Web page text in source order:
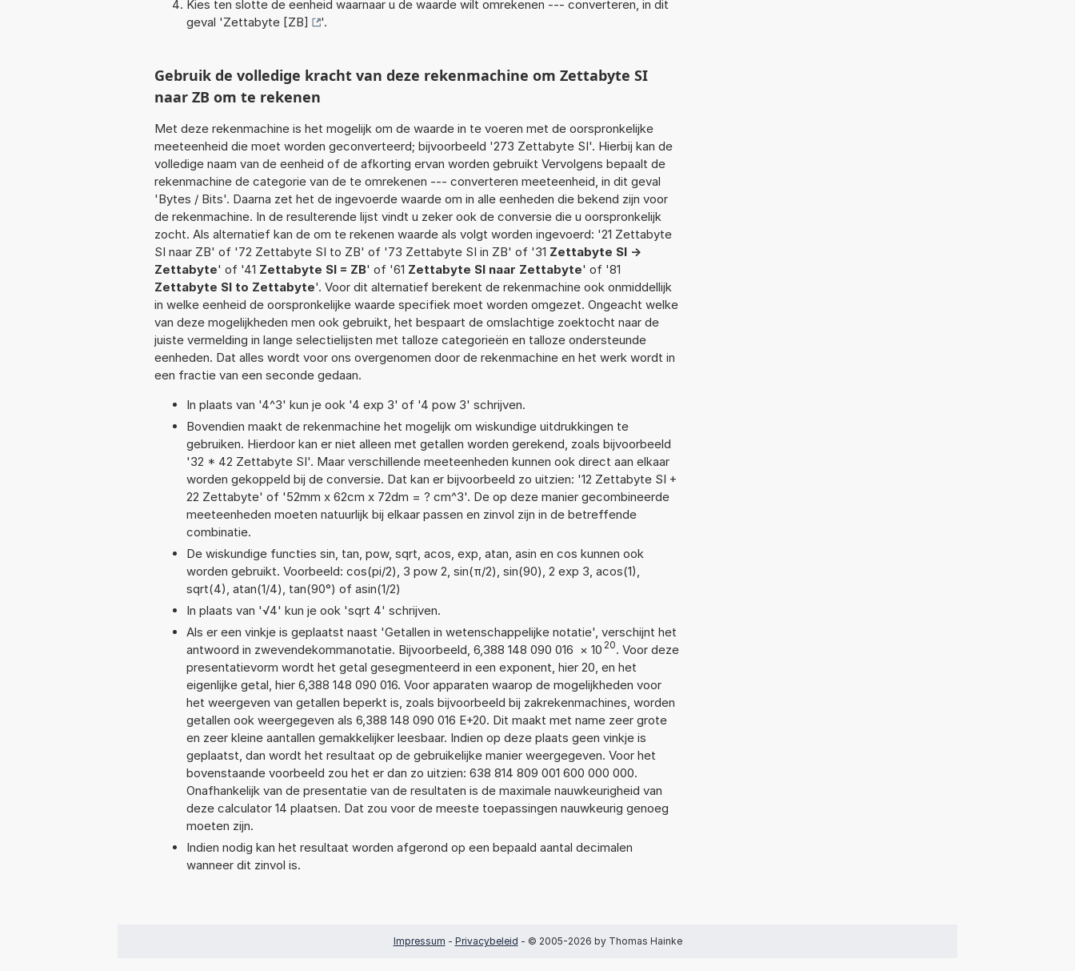
Kies ten slotte de eenheid waarnaar u de waarde wilt omrekenen --- converteren, in dit
geval 'Zettabyte [ZB] '.
Gebruik de volledige kracht van deze rekenmachine om Zettabyte SI
naar ZB om te rekenen
Met deze rekenmachine is het mogelijk om de waarde in te voeren met de oorspronkelijke
meeteenheid die moet worden geconverteerd; bijvoorbeeld '273 Zettabyte SI'. Hierbij kan de
volledige naam van de eenheid of de afkorting ervan worden gebruikt Vervolgens bepaalt de
rekenmachine de categorie van de te omrekenen --- converteren meeteenheid, in dit geval
'Bytes / Bits'. Daarna zet het de ingevoerde waarde om in alle eenheden die bekend zijn voor
de rekenmachine. In de resulterende lijst vindt u zeker ook de conversie die u oorspronkelijk
zocht. Als alternatief kan de om te rekenen waarde als volgt worden ingevoerd: '21 Zettabyte
SI naar ZB' of '72 Zettabyte SI to ZB' of '73 Zettabyte SI in ZB' of '31 Zettabyte SI ->
Zettabyte' of '41 Zettabyte SI = ZB' of '61 Zettabyte SI naar Zettabyte' of '81
Zettabyte SI to Zettabyte'. Voor dit alternatief berekent de rekenmachine ook onmiddellijk
in welke eenheid de oorspronkelijke waarde specifiek moet worden omgezet. Ongeacht welke
van deze mogelijkheden men ook gebruikt, het bespaart de omslachtige zoektocht naar de
juiste vermelding in lange selectielijsten met talloze categorieën en talloze ondersteunde
eenheden. Dat alles wordt voor ons overgenomen door de rekenmachine en het werk wordt in
een fractie van een seconde gedaan.
In plaats van '4^3' kun je ook '4 exp 3' of '4 pow 3' schrijven.
Bovendien maakt de rekenmachine het mogelijk om wiskundige uitdrukkingen te
gebruiken. Hierdoor kan er niet alleen met getallen worden gerekend, zoals bijvoorbeeld
'32 * 42 Zettabyte SI'. Maar verschillende meeteenheden kunnen ook direct aan elkaar
worden gekoppeld bij de conversie. Dat kan er bijvoorbeeld zo uitzien: '12 Zettabyte SI +
22 Zettabyte' of '52mm x 62cm x 72dm = ? cm^3'. De op deze manier gecombineerde
meeteenheden moeten natuurlijk bij elkaar passen en zinvol zijn in de betreffende
combinatie.
De wiskundige functies sin, tan, pow, sqrt, acos, exp, atan, asin en cos kunnen ook
worden gebruikt. Voorbeeld: cos(pi/2), 3 pow 2, sin(π/2), sin(90), 2 exp 3, acos(1),
sqrt(4), atan(1/4), tan(90°) of asin(1/2)
In plaats van '√4' kun je ook 'sqrt 4' schrijven.
Als er een vinkje is geplaatst naast 'Getallen in wetenschappelijke notatie', verschijnt het
antwoord in zwevendekommanotatie. Bijvoorbeeld, 6,388 148 090 016 × 10 20. Voor deze
presentatievorm wordt het getal gesegmenteerd in een exponent, hier 20, en het
eigenlijke getal, hier 6,388 148 090 016. Voor apparaten waarop de mogelijkheden voor
het weergeven van getallen beperkt is, zoals bijvoorbeeld bij zakrekenmachines, worden
getallen ook weergegeven als 6,388 148 090 016 E+20. Dit maakt met name zeer grote
en zeer kleine aantallen gemakkelijker leesbaar. Indien op deze plaats geen vinkje is
geplaatst, dan wordt het resultaat op de gebruikelijke manier weergegeven. Voor het
bovenstaande voorbeeld zou het er dan zo uitzien: 638 814 809 001 600 000 000.
Onafhankelijk van de presentatie van de resultaten is de maximale nauwkeurigheid van
deze calculator 14 plaatsen. Dat zou voor de meeste toepassingen nauwkeurig genoeg
moeten zijn.
Indien nodig kan het resultaat worden afgerond op een bepaald aantal decimalen
wanneer dit zinvol is.
Impressum - Privacybeleid - © 2005-2026 by Thomas Hainke